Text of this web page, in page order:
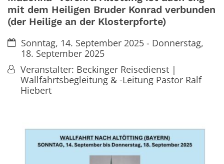
mit dem Heiligen Bruder Konrad verbunden
(der Heilige an der Klosterpforte)
Datum:
Sonntag, 14. September 2025 - Donnerstag,
18. September 2025
Von:Veranstalter: Beckinger Reisedienst |
Wallfahrtsbegleitung & -Leitung Pastor Ralf
Hiebert